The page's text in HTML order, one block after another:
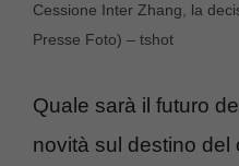
Cessione Inter Zhang, la
Presse Foto) – tshot
Quale sarà il futuro
novità sul destino del